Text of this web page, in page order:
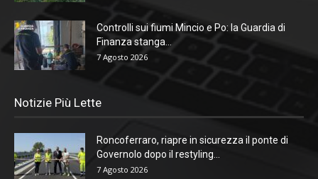
Controlli sui fiumi Mincio e Po: la Guardia di
Finanza stanga...
7 Agosto 2026
Notizie Più Lette
Roncoferraro, riapre in sicurezza il ponte di
Governolo dopo il restyling...
7 Agosto 2026